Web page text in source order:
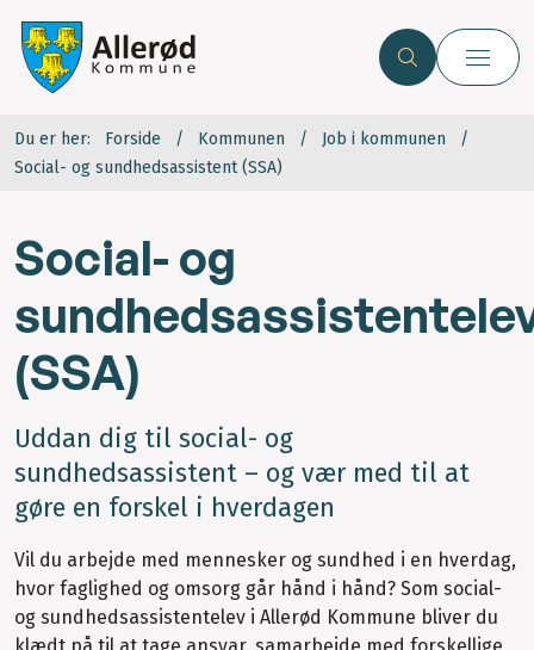
Du er her: Forside Kommunen
Job i kommunen
Social- og sundhedsassistent (SSA)
Social- og
(SSA)
Uddan dig til social- og
sundhedsassistent – og vær med til at
gøre en forskel i hverdagen
Vil du arbejde med mennesker og sundhed i en hverdag,
hvor faglighed og omsorg går hånd i hånd? Som social-
og sundhedsassistentelev i Allerød Kommune bliver du
klædt på til at tage ansvar, samarbejde med forskellige